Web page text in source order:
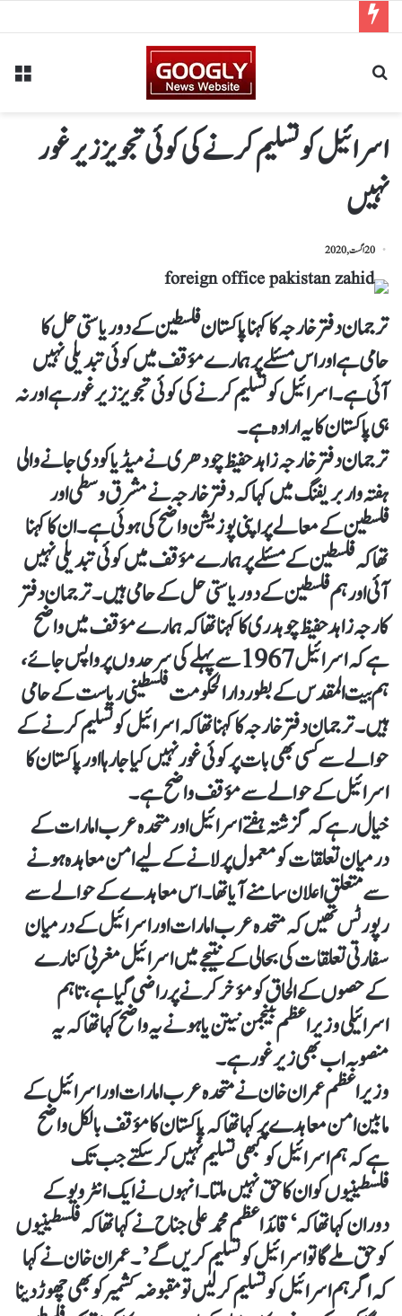
اسرائیل کو تسلیم کرنے کی کوئی تجویز زیرغور
نہیں
20 اگست, 2020
ترجمان دفتر خارجہ کا کہنا پاکستان فلسطین کے دو ریاستی حل کا
حامی ہے اور اس مسئلے پر ہمارے مؤقف میں کوئی تبدیلی نہیں
آئی ہے۔ اسرائیل کو تسلیم کرنے کی کوئی تجویز زیر غور ہے اور نہ
ہی پاکستان کا یہ ارادہ ہے۔
ترجمان دفتر خارجہ زاہد حفیظ چودھری نے میڈیا کو دی جانے والی
ہفتہ وار بریفنگ میں کہا کہ دفتر خارجہ نے مشرق وسطی اور
فلسطین کے معالے پر اپنی پوزیشن واضح کی ہوئی ہے۔ ان کا کہنا
تھا کہ فلسطین کے مسئلے پر ہمارے مؤقف میں کوئی تبدیلی نہیں
آئی اور ہم فلسطین کے دو ریاستی حل کے حامی ہیں۔ ترجمان دفتر
کارجہ زاہد حفیظ چوہدری کا کہنا تھا کہ ہمارے مؤقف میں واضح
ہے کہ اسرائیل 1967 سے پہلے کی سرحدوں پر واپس جائے،
ہم بیت المقدس کے بطور دارالحکومت فلسطینی ریاست کے حامی
ہیں۔ ترجمان دفتر خارجہ کا کہنا تھا کہ اسرائیل کو تسلیم کرنے کے
حوالے سے کسی بھی بات پر کوئی غور نہیں کیا جا رہا اور پاکستان کا
اسرائیل کے حوالے سے مؤقف واضح ہے۔
خیال رہے کہ گزشتہ ہفتے اسرائیل اور متحدہ عرب امارات کے
درمیان تعلقات کو معمول پر لانے کے لیے امن معاہدہ ہونے
سے متعلق اعلان سامنے آیا تھا۔ اس معاہدے کے حوالے سے
رپورٹس تھیں کہ متحدہ عرب امارات اور اسرائیل کے درمیان
سفارتی تعلقات کی بحالی کے نتیجے میں اسرائیل مغربی کنارے
کے حصوں کے الحاق کو مؤخر کرنے پر راضی گیا ہے، تاہم
اسرائیلی وزیراعظم بینجمن نیتن یاہو نے یہ واضح کہا تھا کہ یہ
منصوبہ اب بھی زیر غور ہے۔
وزیراعظم عمران خان نے متحدہ عرب امارات اور اسرائیل کے
مابین امن معاہدے پر کہا تھا کہ پاکستان کا مؤقف بالکل واضح
ہے کہ ہم اسرائیل کو کبھی تسلیم نہیں کر سکتے جب تک
فلسطینیوں کو ان کا حق نہیں ملتا۔ انہوں نے ایک انٹرویو کے
دوران کہا تھا کہ ‘قائد اعظم محمد علی جناح نے کہا تھا کہ فلسطینیوں
کو حق ملے گا تو اسرائیل کو تسلیم کریں گے’۔ عمران خان نے کہا
کہ اگر ہم اسرائیل کو تسلیم کرلیں تو مقبوضہ کشمیر کو بھی چھوڑ دینا